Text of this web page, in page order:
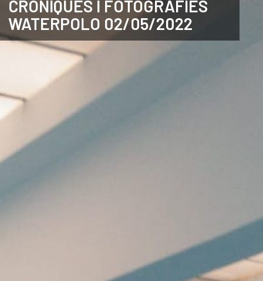
CATALÀ
CRÒNIQUES I FOTOGRAFIES
WATERPOLO 02/05/2022